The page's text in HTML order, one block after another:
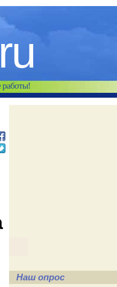
работы!
Наш опрос